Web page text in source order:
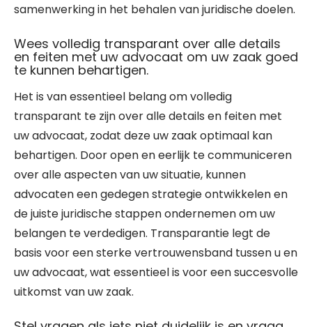
samenwerking in het behalen van juridische doelen.
Wees volledig transparant over alle details
en feiten met uw advocaat om uw zaak goed
te kunnen behartigen.
Het is van essentieel belang om volledig
transparant te zijn over alle details en feiten met
uw advocaat, zodat deze uw zaak optimaal kan
behartigen. Door open en eerlijk te communiceren
over alle aspecten van uw situatie, kunnen
advocaten een gedegen strategie ontwikkelen en
de juiste juridische stappen ondernemen om uw
belangen te verdedigen. Transparantie legt de
basis voor een sterke vertrouwensband tussen u en
uw advocaat, wat essentieel is voor een succesvolle
uitkomst van uw zaak.